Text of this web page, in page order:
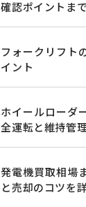
確認ポイントま
フォークリフト
イント
ホイールローダ
全運転と維持管
発電機買取相場
と売却のコツを